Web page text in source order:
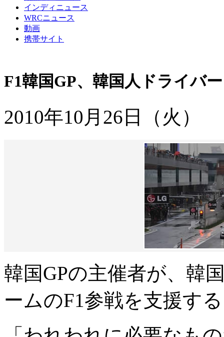
インディニュース
WRCニュース
動画
携帯サイト
F1韓国GP、韓国人ドライバ
2010年10月26日（火）
韓国GPの主催者が、韓
ームのF1参戦を支援す